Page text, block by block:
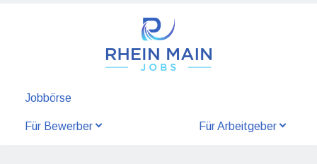
Jobbörse
Für Bewerber Für Arbeitgeber